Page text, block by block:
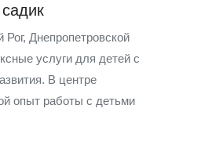
Днепропетровской
услуги для детей с
В центре
опыт работы с детьми